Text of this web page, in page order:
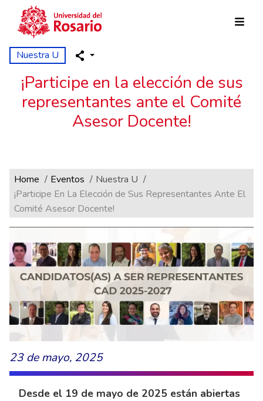
Pasar al contenido principal
Nuestra U
¡Participe en la elección de sus
representantes ante el Comité
Asesor Docente!
Ruta de navegación
Home Eventos
Nuestra U
¡Participe En La Elección de Sus Representantes Ante El
Comité Asesor Docente!
23 de mayo, 2025
Desde el 19 de mayo de 2025 están abiertas